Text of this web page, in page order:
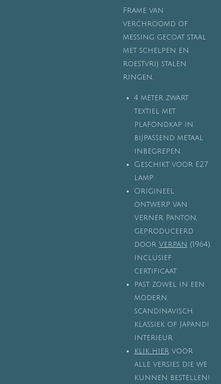
Frame van
verchroomd of
messing gecoat staal
met schelpen en
roestvrij stalen
ringen.
4 meter zwart
textiel met
plafondkap in
bijpassend metaal
inbegrepen.
Geschikt voor E27
lamp
Origineel
ontwerp van
Verner Panton,
geproduceerd
door Verpan (1964).
inclusief
certificaat
past zowel in een
modern,
scandinavisch,
klassiek of Japandi
interieur
klik hier voor
alle versies die we
kunnen bestellen!